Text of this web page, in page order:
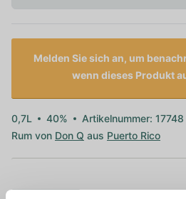
Melden Sie sich an, um
wenn dieses Produkt
0,7L 40%
Artikelnummer: 17748
Rum von Don Q aus Puerto Rico